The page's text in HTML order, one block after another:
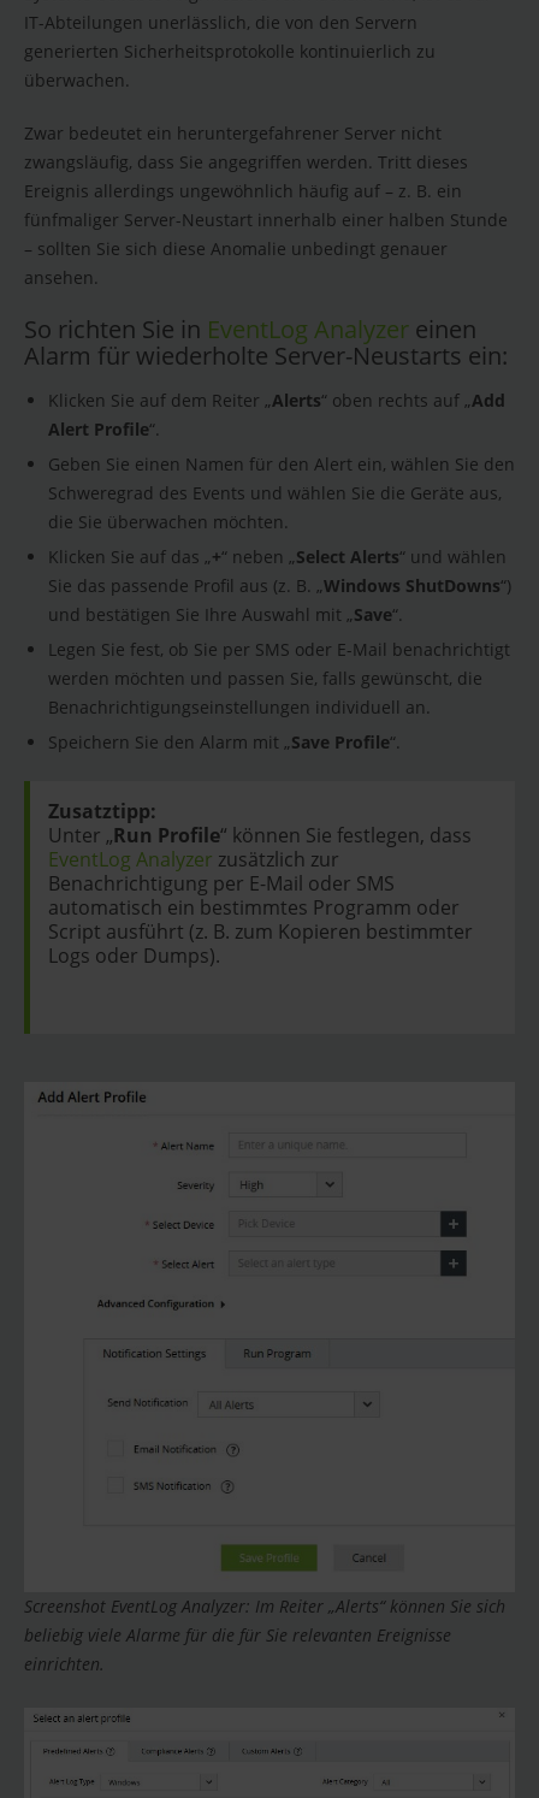
IT-Abteilungen unerlässlich, die von den Servern
generierten Sicherheitsprotokolle kontinuierlich zu
überwachen.
Zwar bedeutet ein heruntergefahrener Server nicht
zwangsläufig, dass Sie angegriffen werden. Tritt dieses
Ereignis allerdings ungewöhnlich häufig auf – z. B. ein
fünfmaliger Server-Neustart innerhalb einer halben Stunde
– sollten Sie sich diese Anomalie unbedingt genauer
ansehen.
So richten Sie in EventLog Analyzer einen
Alarm für wiederholte Server-Neustarts ein:
Klicken Sie auf dem Reiter „Alerts“ oben rechts auf „Add
Alert Profile“.
Geben Sie einen Namen für den Alert ein, wählen Sie den
Schweregrad des Events und wählen Sie die Geräte aus,
die Sie überwachen möchten.
Klicken Sie auf das „+“ neben „Select Alerts“ und wählen
Sie das passende Profil aus (z. B. „Windows ShutDowns“)
und bestätigen Sie Ihre Auswahl mit „Save“.
Legen Sie fest, ob Sie per SMS oder E-Mail benachrichtigt
werden möchten und passen Sie, falls gewünscht, die
Benachrichtigungseinstellungen individuell an.
Speichern Sie den Alarm mit „Save Profile“.
Zusatztipp:
Unter „Run Profile“ können Sie festlegen, dass
EventLog Analyzer zusätzlich zur
Benachrichtigung per E-Mail oder SMS
automatisch ein bestimmtes Programm oder
Script ausführt (z. B. zum Kopieren bestimmter
Logs oder Dumps).
Screenshot EventLog Analyzer: Im Reiter „Alerts“ können Sie sich
beliebig viele Alarme für die für Sie relevanten Ereignisse
einrichten.